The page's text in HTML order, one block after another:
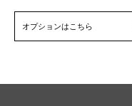
オプションはこちら